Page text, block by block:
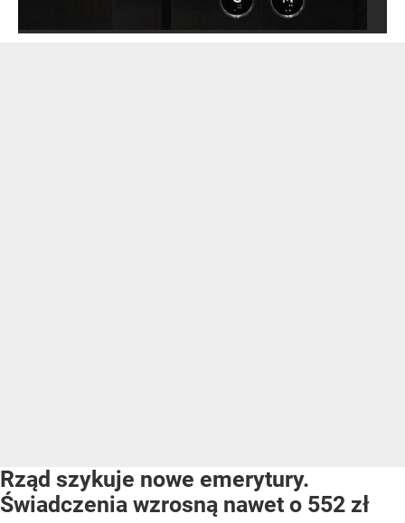
Rząd szykuje nowe emerytury.
Świadczenia wzrosną nawet o 552 zł